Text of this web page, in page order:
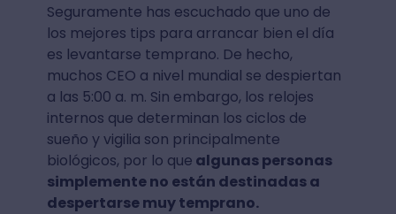
Seguramente has escuchado que uno de
los mejores tips para arrancar bien el día
es levantarse temprano. De hecho,
muchos CEO a nivel mundial se despiertan
a las 5:00 a. m. Sin embargo, los relojes
internos que determinan los ciclos de
sueño y vigilia son principalmente
biológicos, por lo que algunas personas
simplemente no están destinadas a
despertarse muy temprano.